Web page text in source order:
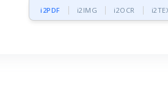
i2PDF i2IMG i2OCR